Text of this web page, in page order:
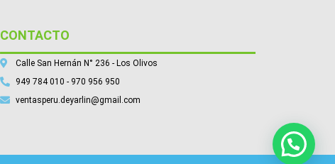
CONTACTO
Calle San Hernán N° 236 - Los Olivos
949 784 010 - 970 956 950
ventasperu.deyarlin@gmail.com